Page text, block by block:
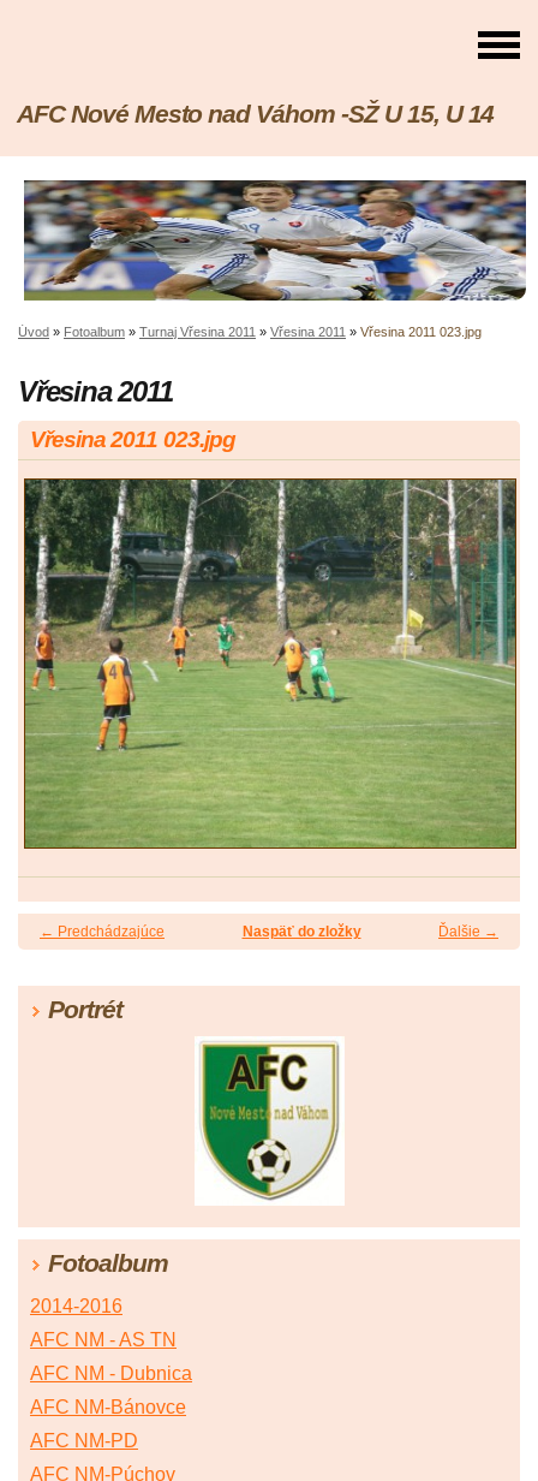
AFC Nové Mesto nad Váhom -SŽ U 15, U 14
Úvod » Fotoalbum » Turnaj Vřesina 2011 » Vřesina 2011 » Vřesina 2011 023.jpg
Vřesina 2011
Vřesina 2011 023.jpg
← Predchádzajúce Ďalšie →
Naspäť do zložky
Portrét
Fotoalbum
2014-2016
AFC NM - AS TN
AFC NM - Dubnica
AFC NM-Bánovce
AFC NM-PD
AFC NM-Púchov